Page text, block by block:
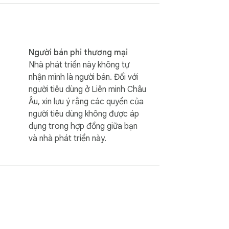
dừng giữa chừng.
Người bán phi thương mại
Nhà phát triển này không tự
nhận mình là người bán. Đối với
người tiêu dùng ở Liên minh Châu
Âu, xin lưu ý rằng các quyền của
người tiêu dùng không được áp
dụng trong hợp đồng giữa bạn
và nhà phát triển này.